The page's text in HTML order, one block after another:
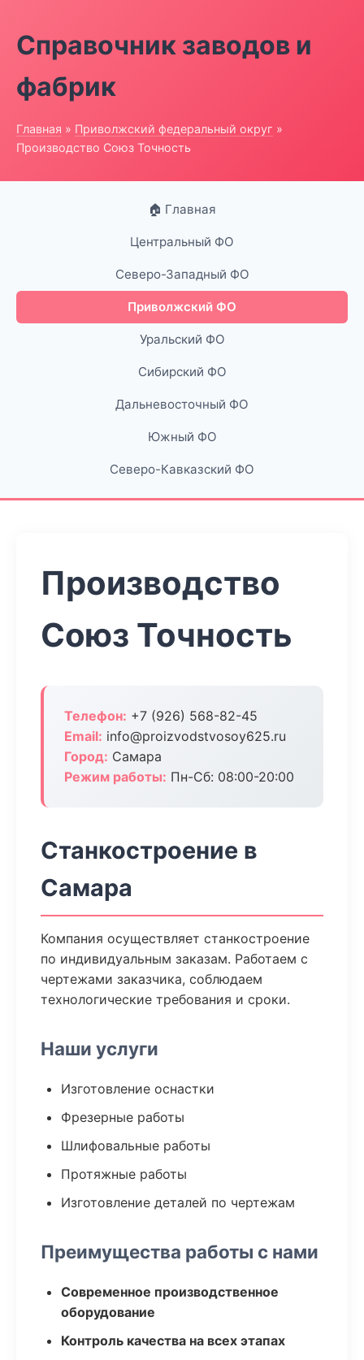
Справочник заводов и
фабрик
Главная » Приволжский федеральный округ »
Производство Союз Точность
🏠 Главная
Центральный ФО
Северо-Западный ФО
Приволжский ФО
Уральский ФО
Сибирский ФО
Дальневосточный ФО
Южный ФО
Северо-Кавказский ФО
Производство
Союз Точность
Телефон: +7 (926) 568-82-45
Email: info@proizvodstvosoy625.ru
Город: Самара
Режим работы: Пн-Сб: 08:00-20:00
Станкостроение в
Самара
Компания осуществляет станкостроение
по индивидуальным заказам. Работаем с
чертежами заказчика, соблюдаем
технологические требования и сроки.
Наши услуги
Изготовление оснастки
Фрезерные работы
Шлифовальные работы
Протяжные работы
Изготовление деталей по чертежам
Преимущества работы с нами
Современное производственное
оборудование
Контроль качества на всех этапах